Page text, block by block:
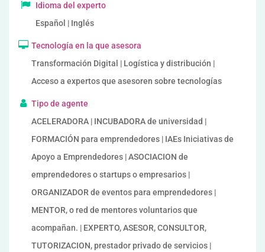
Idioma del experto
Español | Inglés
Tecnología en la que asesora
Transformación Digital | Logística y distribución |
Acceso a expertos que asesoren sobre tecnologías
Tipo de agente
ACELERADORA | INCUBADORA de universidad |
FORMACIÓN para emprendedores | IAEs Iniciativas de
Apoyo a Emprendedores | ASOCIACION de
emprendedores o startups o empresarios |
ORGANIZADOR de eventos para emprendedores |
MENTOR, o red de mentores voluntarios que
acompañan. | EXPERTO, ASESOR, CONSULTOR,
TUTORIZACION, prestador privado de servicios |